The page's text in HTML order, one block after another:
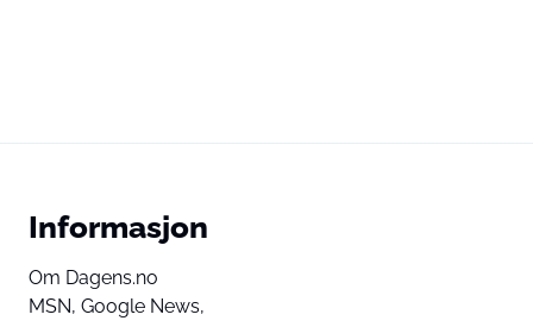
Informasjon
Om Dagens.no
MSN, Google News,